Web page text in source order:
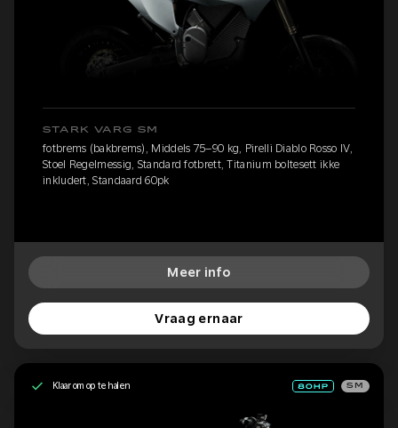
STARK VARG SM
fotbrems (bakbrems), Middels 75–90 kg, Pirelli Diablo Rosso IV,
Stoel Regelmessig, Standard fotbrett, Titanium boltesett ikke
inkludert, Standaard 60pk
Meer info
Vraag ernaar
Klaar om op te halen SM